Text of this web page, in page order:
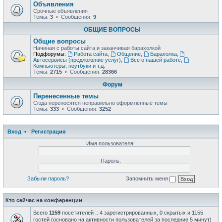
Объявления
Срочные объявления
Темы: 3 • Сообщения: 9
ОБЩИЕ ВОПРОСЫ
Общие вопросы
Начиная с работы сайта и заканчивая барахолкой
Подфорумы:
Работа сайта, Общение, Барахолка,
Автосервисы (предложение услуг)
Все о нашей работе,
Компьютеры, ноутбуки и т.д.
Темы: 2715 • Сообщения: 28366
Форум
Перенесенные темы
Сюда переносятся неправильно оформленные темы
Темы: 333 • Сообщения: 3252
Вход •
Регистрация
Имя пользователя:
Пароль:
Забыли пароль? Запомнить меня
Кто сейчас на конференции
Всего 1159 посетителей :: 4 зарегистрированных, 0 скрытых и 1155
гостей (основано на активности пользователей за последние 5 минут)